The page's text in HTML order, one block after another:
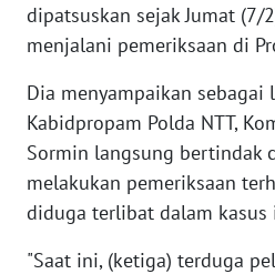
dipatsuskan sejak Jumat (7/
menjalani pemeriksaan di
Dia menyampaikan sebagai
Kabidpropam Polda NTT,
Sormin langsung bertindak
melakukan pemeriksaan
diduga terlibat dalam kasus
"Saat ini, (ketiga) terduga
REDAKSI
KARIR
DISCLAIMER
News